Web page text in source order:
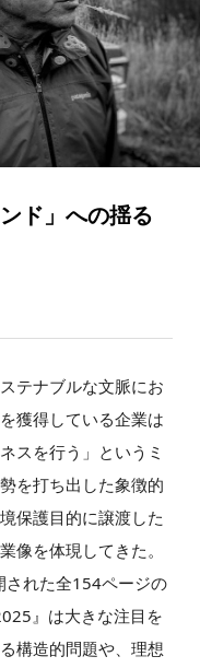
ド」への揺る
テナブルな文脈にお
獲得している企業は
スを行う」というミ
を打ち出した象徴的
保護目的に譲渡した
像を体現してきた。
れた全154ページの
』は大きな注目を
構造的問題や、理想